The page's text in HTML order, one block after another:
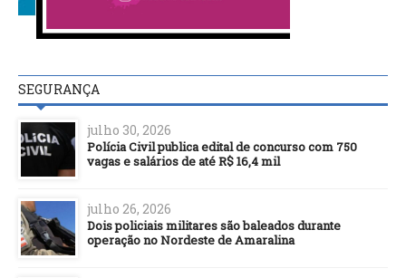
SEGURANÇA
julho 30, 2026
Polícia Civil publica edital de concurso com 750
vagas e salários de até R$ 16,4 mil
julho 26, 2026
Dois policiais militares são baleados durante
operação no Nordeste de Amaralina